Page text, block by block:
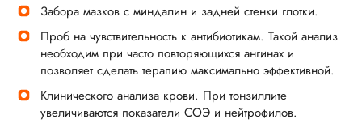
Забора мазков с миндалин и задней стенки глотки.
Проб на чувствительность к антибиотикам. Такой анализ
необходим при часто повторяющихся ангинах и
позволяет сделать терапию максимально эффективной.
Клинического анализа крови. При тонзиллите
увеличиваются показатели СОЭ и нейтрофилов.